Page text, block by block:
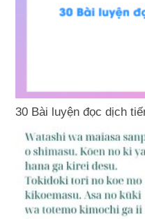
30 Bài luyện đọc dịch